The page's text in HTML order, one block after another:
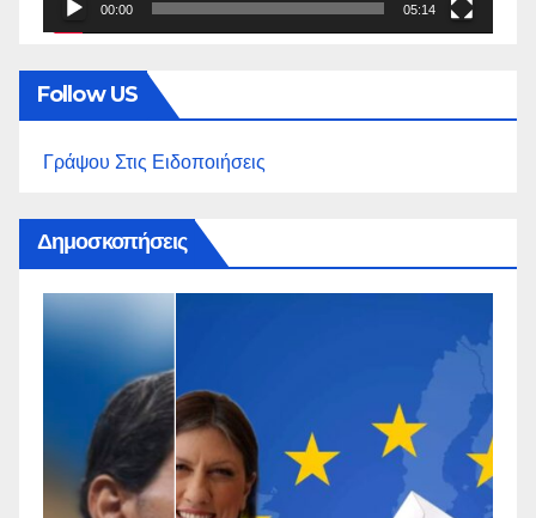
00:00 05:14
Follow US
Γράψου Στις Ειδοποιήσεις
Δημοσκοπήσεις